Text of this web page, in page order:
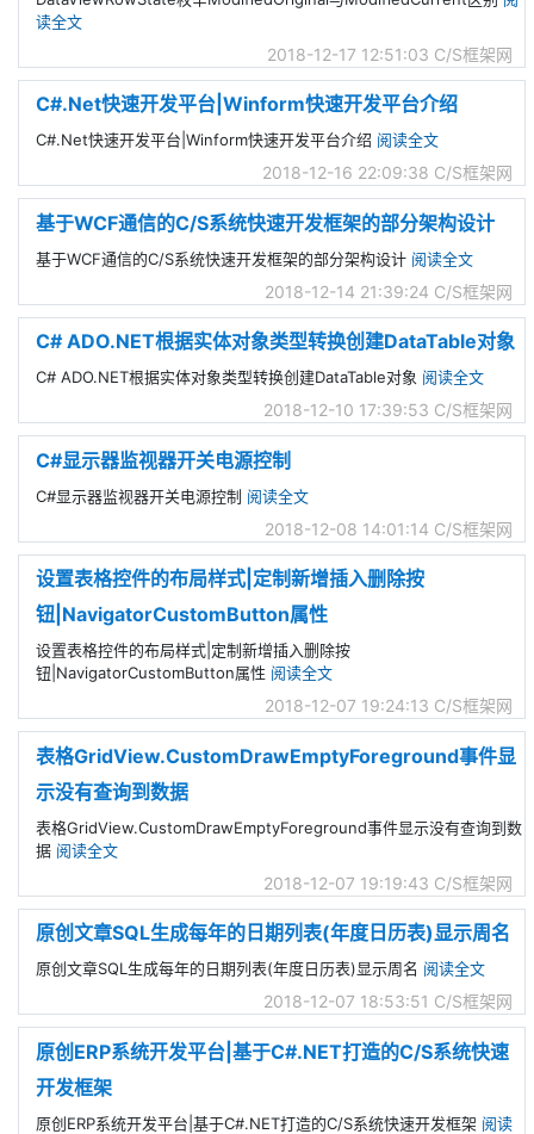
读全文
2018-12-17 12:51:03 C/S框架网
C#.Net快速开发平台|Winform快速开发平台介绍
C#.Net快速开发平台|Winform快速开发平台介绍 阅读全文
2018-12-16 22:09:38 C/S框架网
基于WCF通信的C/S系统快速开发框架的部分架构设计
基于WCF通信的C/S系统快速开发框架的部分架构设计 阅读全文
2018-12-14 21:39:24 C/S框架网
C# ADO.NET根据实体对象类型转换创建DataTable对象
C# ADO.NET根据实体对象类型转换创建DataTable对象 阅读全文
2018-12-10 17:39:53 C/S框架网
C#显示器监视器开关电源控制
C#显示器监视器开关电源控制 阅读全文
2018-12-08 14:01:14 C/S框架网
设置表格控件的布局样式|定制新增插入删除按
钮|NavigatorCustomButton属性
设置表格控件的布局样式|定制新增插入删除按
钮|NavigatorCustomButton属性 阅读全文
2018-12-07 19:24:13 C/S框架网
表格GridView.CustomDrawEmptyForeground事件显
示没有查询到数据
表格GridView.CustomDrawEmptyForeground事件显示没有查询到数
据 阅读全文
2018-12-07 19:19:43 C/S框架网
原创文章SQL生成每年的日期列表(年度日历表)显示周名
原创文章SQL生成每年的日期列表(年度日历表)显示周名 阅读全文
2018-12-07 18:53:51 C/S框架网
原创ERP系统开发平台|基于C#.NET打造的C/S系统快速
开发框架
原创ERP系统开发平台|基于C#.NET打造的C/S系统快速开发框架 阅读